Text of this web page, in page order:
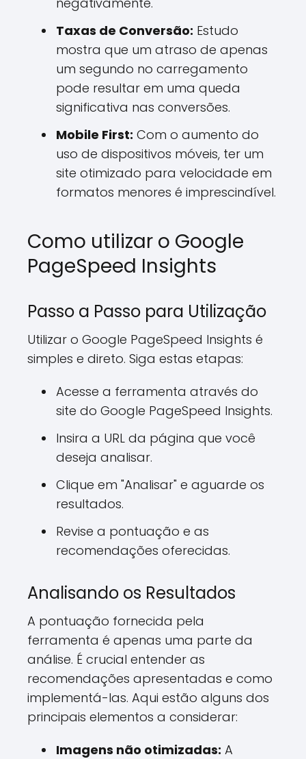
Taxas de Conversão: Estudo
mostra que um atraso de apenas
um segundo no carregamento
pode resultar em uma queda
significativa nas conversões.
Mobile First: Com o aumento do
uso de dispositivos móveis, ter um
site otimizado para velocidade em
formatos menores é imprescindível.
Como utilizar o Google
PageSpeed Insights
Passo a Passo para Utilização
Utilizar o Google PageSpeed Insights é
simples e direto. Siga estas etapas:
Acesse a ferramenta através do
site do Google PageSpeed Insights.
Insira a URL da página que você
deseja analisar.
Clique em "Analisar" e aguarde os
resultados.
Revise a pontuação e as
recomendações oferecidas.
Analisando os Resultados
A pontuação fornecida pela
ferramenta é apenas uma parte da
análise. É crucial entender as
recomendações apresentadas e como
implementá-las. Aqui estão alguns dos
principais elementos a considerar:
Imagens não otimizadas: A